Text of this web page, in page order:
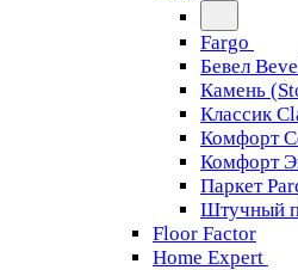
Fargo
Бевел
Камень
Классик
Комфорт
Комфорт
Паркет
Штучный
Floor Factor
Home Expert